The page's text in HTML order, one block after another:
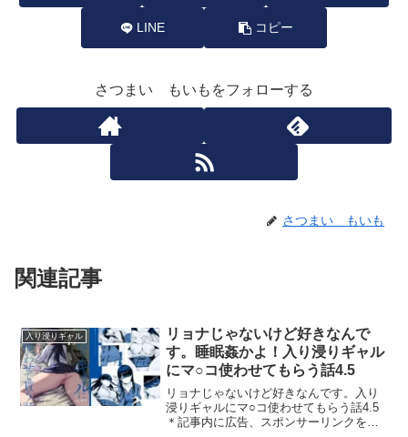
LINE コピー
さつまい もいもをフォローする
さつまい もいも
関連記事
入り浸りギャル
リョナじゃないけど好きなんで
す。睡眠姦かよ！入り浸りギャル
にマ○コ使わせてもらう話4.5
リョナじゃないけど好きなんです。入り
浸りギャルにマ○コ使わせてもらう話4.5
＊記事内に広告、スポンサーリンクを含